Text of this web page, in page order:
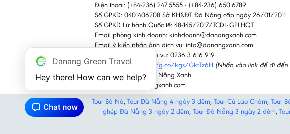
Điện thoại: (+84-236) 247.5555 - (+84-236) 650.6789
Số GPKD: 0401406208 Sở KH&ĐT Đà Nẵng cấp ngày 26/01/2011
Số GPKD Lữ hành Quốc tế: 48-145/2017/TCDL-GPLHQT
Email phòng kinh doanh: kinhdoanh@danangxanh.com
Email ý kiến phản ảnh dịch vụ: info@danangxanh.com
Hotline phản ánh dịch vụ: 0236 3 616 919
Google Maps:
https://g.co/kgs/GktTz6H (Nhấn vào link để đi đến
Facebook: Du lịch Đà Nẵng Xanh
Website: www.danangxanh.com
Tour Bà Nà, Tour Đà Nẵng 4 ngày 3 đêm, Tour Cù Lao Chàm, Tour
ghép Đà Nẵng 3 ngày 2 đêm, Tour Đà Nẵng 3 ngày 2 đêm,
Danang Green Travel
Hey there! How can we help?